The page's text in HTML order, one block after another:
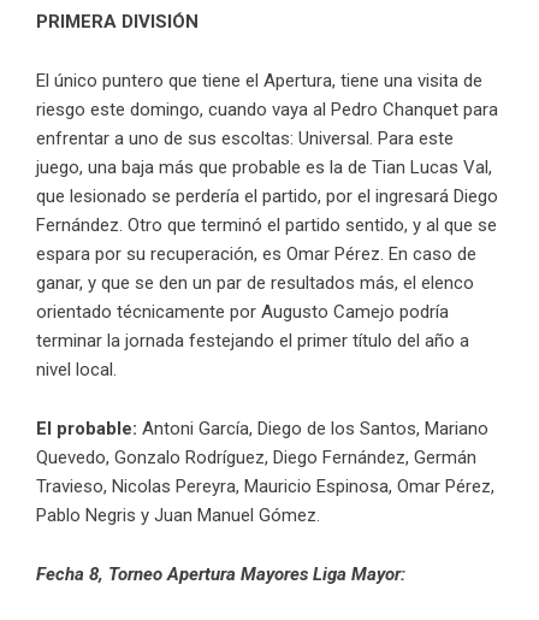
PRIMERA DIVISIÓN
El único puntero que tiene el Apertura, tiene una visita de
riesgo este domingo, cuando vaya al Pedro Chanquet para
enfrentar a uno de sus escoltas: Universal. Para este
juego, una baja más que probable es la de Tian Lucas Val,
que lesionado se perdería el partido, por el ingresará Diego
Fernández. Otro que terminó el partido sentido, y al que se
espara por su recuperación, es Omar Pérez. En caso de
ganar, y que se den un par de resultados más, el elenco
orientado técnicamente por Augusto Camejo podría
terminar la jornada festejando el primer título del año a
nivel local.
El probable: Antoni García, Diego de los Santos, Mariano
Quevedo, Gonzalo Rodríguez, Diego Fernández, Germán
Travieso, Nicolas Pereyra, Mauricio Espinosa, Omar Pérez,
Pablo Negris y Juan Manuel Gómez.
Fecha 8, Torneo Apertura Mayores Liga Mayor: